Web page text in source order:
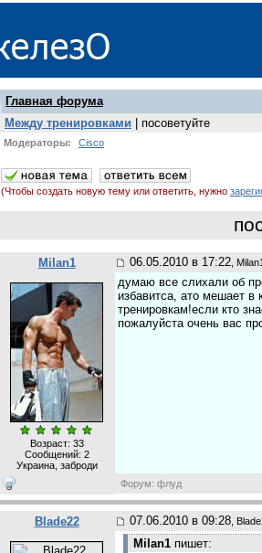
Главная форума
Между тренировками | посоветуйте
Модераторы: Cisco
(Чтобы создать новую тему или ответить, нужно
Milan1 06.05.2010 в 17:22 ,
Возраст: 33
Сообщений: 2
Украина, заброди
думаю все слихали об
избавитса, ато мешает в
тренировкам!если кто
пожалуйста очень вас
Форум: флуд
Blade22 07.06.2010 в 09:28 ,
Milan1пишет: